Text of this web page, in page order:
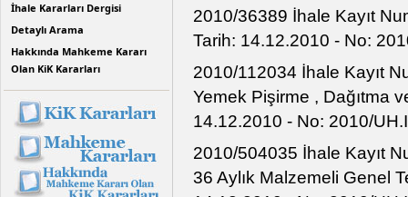
İhale Kararları Dergisi
Detaylı Arama
Hakkında Mahkeme Kararı
Olan KiK Kararları
2010/36389 İhale Kayıt
Tarih: 14.12.2010 - No:
2010/112034 İhale Kayıt
Yemek Pişirme , Dağıtma
14.12.2010 - No: 2010/
2010/504035 İhale Kayıt
36 Aylık Malzemeli Genel